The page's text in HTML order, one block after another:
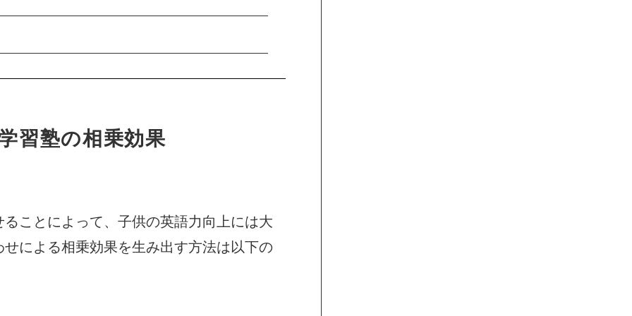
習塾の相乗効果
ことによって、子供の英語力向上には大
による相乗効果を生み出す方法は以下の